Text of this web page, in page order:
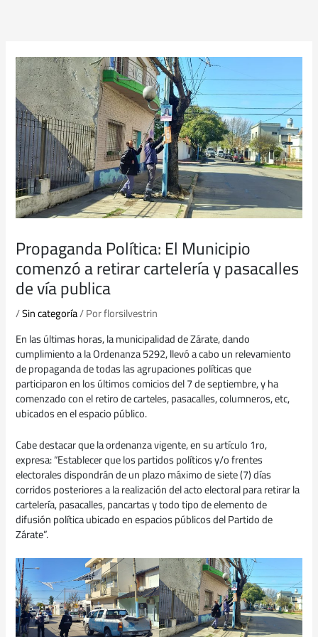
Propaganda Política: El Municipio
comenzó a retirar cartelería y pasacalles
de vía publica
/Sin categoría/ Porflorsilvestrin
En las últimas horas, la municipalidad de Zárate, dando
cumplimiento a la Ordenanza 5292, llevó a cabo un relevamiento
de propaganda de todas las agrupaciones políticas que
participaron en los últimos comicios del 7 de septiembre, y ha
comenzado con el retiro de carteles, pasacalles, columneros, etc,
ubicados en el espacio público.
Cabe destacar que la ordenanza vigente, en su artículo 1ro,
expresa: “Establecer que los partidos políticos y/o frentes
electorales dispondrán de un plazo máximo de siete (7) días
corridos posteriores a la realización del acto electoral para retirar la
cartelería, pasacalles, pancartas y todo tipo de elemento de
difusión política ubicado en espacios públicos del Partido de
Zárate”.